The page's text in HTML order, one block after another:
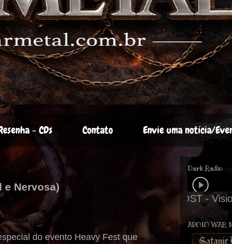
- CDs Contato Envie uma notícia/
e Nervosa)
do evento Heavy Fest que
Dark Radio
APOIO WAR